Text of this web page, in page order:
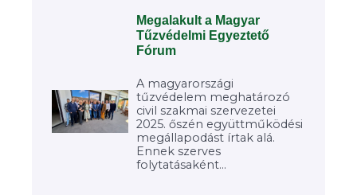
Megalakult a Magyar
Tűzvédelmi Egyeztető
Fórum
A magyarországi
tűzvédelem meghatározó
civil szakmai szervezetei
2025. őszén együttműködési
megállapodást írtak alá.
Ennek szerves
folytatásaként...